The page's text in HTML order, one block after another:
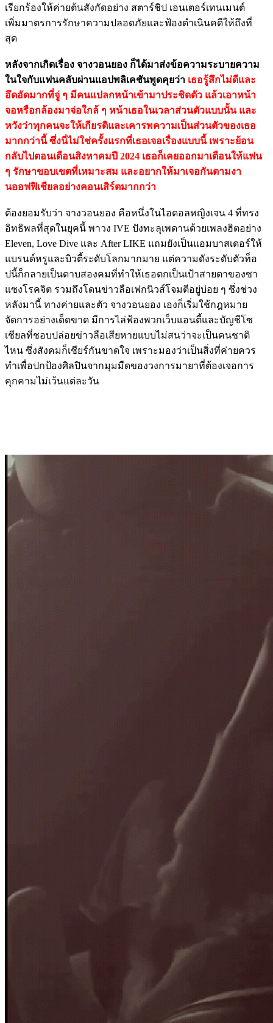
เรียกร้องให้ค่ายต้นสังกัดอย่าง สตาร์ชิป เอนเตอร์เทนเมนต์
เพิ่มมาตรการรักษาความปลอดภัยและฟ้องดำเนินคดีให้ถึงที่
สุด
หลังจากเกิดเรื่อง จางวอนยอง ก็ได้มาส่งข้อความระบายความ
ในใจกับแฟนคลับผ่านแอปพลิเคชันพูดคุยว่า เธอรู้สึกไม่ดีและ
อึดอัดมากที่จู่ ๆ มีคนแปลกหน้าเข้ามาประชิดตัว แล้วเอาหน้า
จอหรือกล้องมาจ่อใกล้ ๆ หน้าเธอในเวลาส่วนตัวแบบนั้น และ
หวังว่าทุกคนจะให้เกียรติและเคารพความเป็นส่วนตัวของเธอ
มากกว่านี้ ซึ่งนี่ไม่ใช่ครั้งแรกที่เธอเจอเรื่องแบบนี้ เพราะย้อน
กลับไปตอนเดือนสิงหาคมปี 2024 เธอก็เคยออกมาเตือนให้แฟน
ๆ รักษาขอบเขตที่เหมาะสม และอยากให้มาเจอกันตามงา
นออฟฟิเชียลอย่างคอนเสิร์ตมากกว่า
ต้องยอมรับว่า จางวอนยอง คือหนึ่งในไอดอลหญิงเจน 4 ที่ทรง
อิทธิพลที่สุดในยุคนี้ พาวง IVE ปังทะลุเพดานด้วยเพลงฮิตอย่าง
Eleven, Love Dive และ After LIKE แถมยังเป็นแอมบาสเดอร์ให้
แบรนด์หรูและบิวตี้ระดับโลกมากมาย แต่ความดังระดับตัวท็อ
ปนี้ก็กลายเป็นดาบสองคมที่ทำให้เธอตกเป็นเป้าสายตาของซา
แซงโรคจิต รวมถึงโดนข่าวลือเฟกนิวส์โจมตีอยู่บ่อย ๆ ซึ่งช่วง
หลังมานี้ ทางค่ายและตัว จางวอนยอง เองก็เริ่มใช้กฎหมาย
จัดการอย่างเด็ดขาด มีการไล่ฟ้องพวกเว็บแอนตี้และบัญชีโซ
เชียลที่ชอบปล่อยข่าวลือเสียหายแบบไม่สนว่าจะเป็นคนชาติ
ไหน ซึ่งสังคมก็เชียร์กันขาดใจ เพราะมองว่าเป็นสิ่งที่ค่ายควร
ทำเพื่อปกป้องศิลปินจากมุมมืดของวงการมายาที่ต้องเจอการ
คุกคามไม่เว้นแต่ละวัน